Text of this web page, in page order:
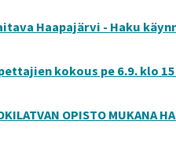
Haapajärvi - Haku
kokous pe 6.9. klo 15
OPISTO MUKANA